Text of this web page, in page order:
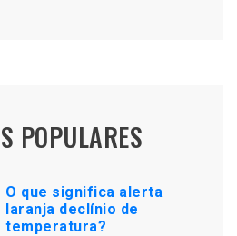
POPULARES
O que significa alerta
laranja declínio de
temperatura?